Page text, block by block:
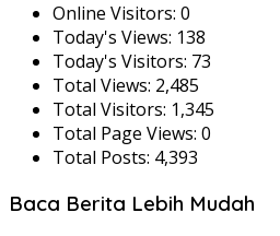
Online Visitors: 0
Today's Views: 138
Today's Visitors: 73
Total Views: 2,485
Total Visitors: 1,345
Total Page Views: 0
Total Posts: 4,393
Baca Berita Lebih Mudah